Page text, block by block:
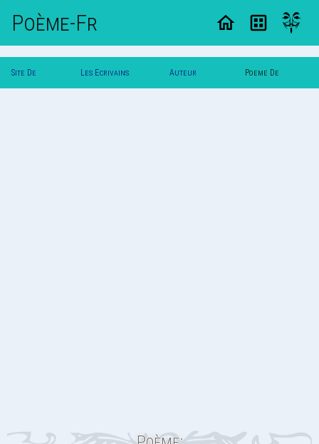
Poème-Fr
Site De Les Ecrivains Auteur Poeme De